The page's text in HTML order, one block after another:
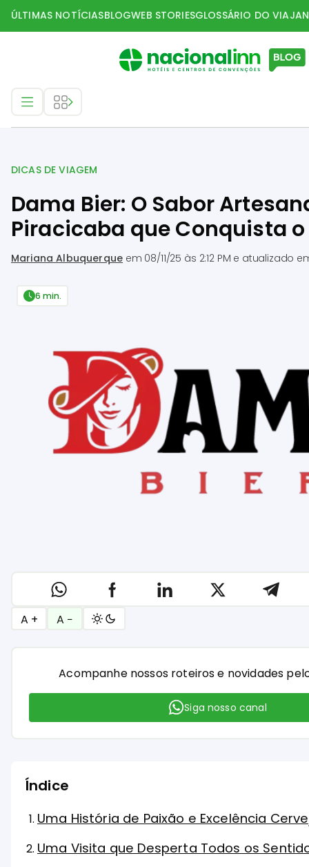
ÚLTIMAS NOTÍCIASBLOGWEB STORIESGLOSSÁRIO DO
DICAS DE VIAGEM
Dama Bier: O Sabor
Piracicaba que Conquista
Mariana Albuquerque em 08/11/25 às 2:12 PM e atualizado
6 min.
A + A −
Acompanhe nossos roteiros e novidades
Siga nosso canal
Índice
Uma História de Paixão e Excelência
Uma Visita que Desperta Todos os